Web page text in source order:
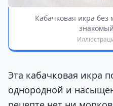
Кабачковая икра без
Эта кабачковая икра
однородной и